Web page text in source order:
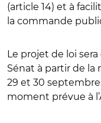
(article 14) et à
la commande
Le projet de loi
Sénat à partir de la
29 et 30
moment prévue à